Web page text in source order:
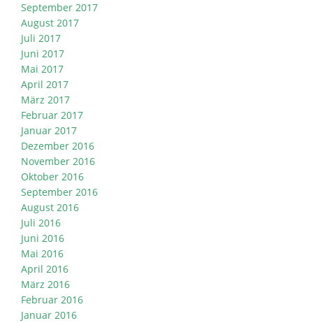
September 2017
August 2017
Juli 2017
Juni 2017
Mai 2017
April 2017
März 2017
Februar 2017
Januar 2017
Dezember 2016
November 2016
Oktober 2016
September 2016
August 2016
Juli 2016
Juni 2016
Mai 2016
April 2016
März 2016
Februar 2016
Januar 2016